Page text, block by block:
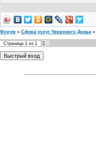
Форум » Сфера услуг Червоного Донца »
Страница 1 из 1 1